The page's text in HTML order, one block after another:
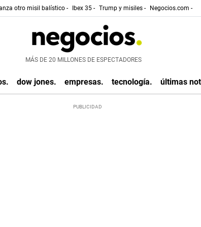
otro misil balístico - Ibex 35 - Trump y misiles - Negocios.com -
MÁS DE 20 MILLONES DE ESPECTADORES
dow jones. empresas. tecnología. últimas